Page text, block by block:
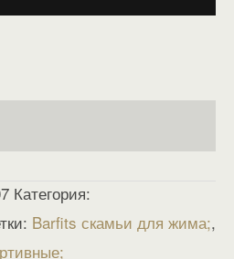
Категория:
Barfits скамьи для жима ,